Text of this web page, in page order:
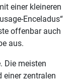
einer kleineren
Enceladus“
offenbar auch
aus.
Die meisten
einer zentralen